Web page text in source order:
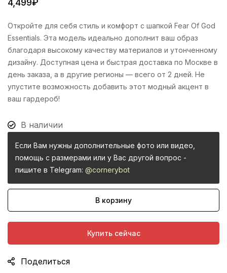
Откройте для себя стиль и комфорт с шапкой Fear Of God
Essentials. Эта модель идеально дополнит ваш образ
благодаря высокому качеству материалов и утонченному
дизайну. Доступная цена и быстрая доставка по Москве в
день заказа, а в другие регионы — всего от 2 дней. Не
упустите возможность добавить этот модный акцент в
ваш гардероб!
В наличии
Если Вам нужны дополнительные фото или видео,
помощь с размерами или у Вас другой вопрос -
пишите в Telegram: @cornerybot
В корзину
Купить сейчас
Поделиться